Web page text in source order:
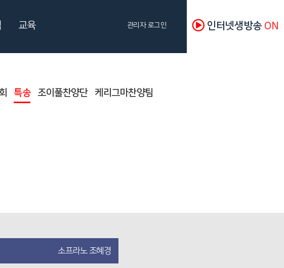
특송 조이풀찬양단 케리그마찬양팀
소프라노 조혜경
교육 관리자 로그인 인터넷생방송 ON